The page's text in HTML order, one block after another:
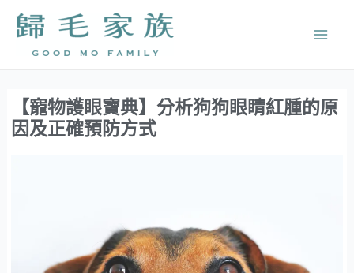
【寵物護眼寶典】分析狗狗眼睛紅腫的原
因及正確預防方式